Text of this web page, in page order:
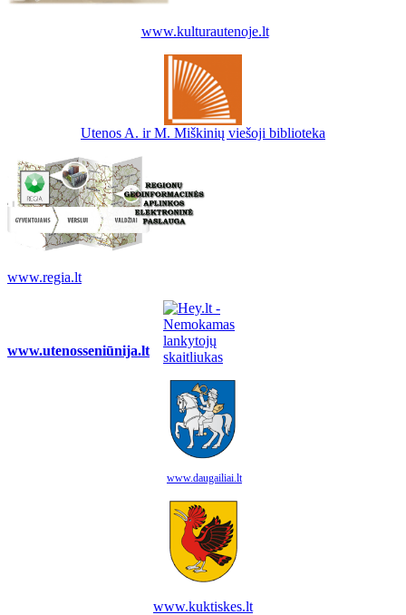
www.kulturautenoje.lt
Utenos A. ir M. Miškinių viešoji biblioteka
www.regia.lt
www.utenosseniūnija.lt
www.daugailiai.lt
www.kuktiskes.lt